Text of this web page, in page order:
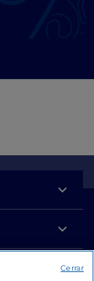
Cerrar